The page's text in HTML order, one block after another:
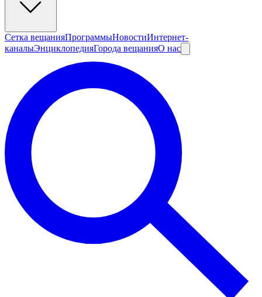
Сетка вещанияПрограммыНовостиИнтернет-
каналыЭнциклопедияГорода вещанияО нас